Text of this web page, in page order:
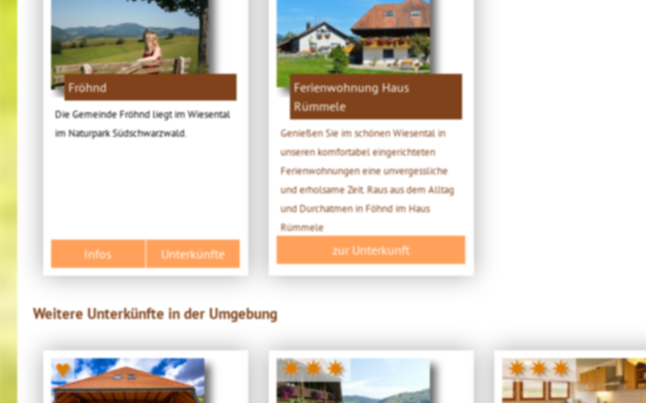
Fröhnd
Die Gemeinde Fröhnd liegt im Wiesental
im Naturpark Südschwarzwald.
Infos Unterkünfte
Ferienwohnung Haus
Rümmele
Genießen Sie im schönen Wiesental in
unseren komfortabel eingerichteten
Ferienwohnungen eine unvergessliche
und erholsame Zeit. Raus aus dem Alltag
und Durchatmen in Föhnd im Haus
Rümmele
zur Unterkunft
Weitere Unterkünfte in der Umgebung
♥ ✷✷✷ ✷✷✷